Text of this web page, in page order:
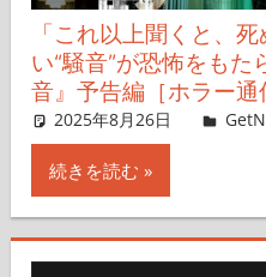
「これ以上聞くと、
い“騒音”が恐怖をも
音』予告編［ホラー通
2025年8月26日 レイ
続きを読む